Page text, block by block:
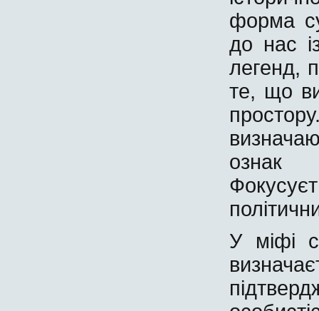
форма
до нас
легенд,
те, що
ознак
У міфі